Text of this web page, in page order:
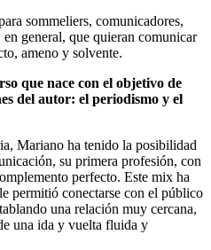
sommeliers, comunicadores,
general, que quieran comunicar
ameno y solvente.
que nace con el objetivo de
del autor: el periodismo y el
Mariano ha tenido la posibilidad
su primera profesión, con
perfecto. Este mix ha
permitió conectarse con el público
una relación muy cercana,
una ida y vuelta fluida y